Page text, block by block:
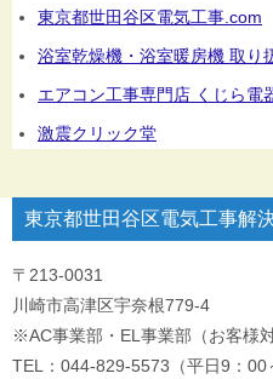
東京都世田谷区電気工事.com
浴室乾燥機・浴室暖房機 取り
エアコン工事専門店 くじら電
激震クリック堂
東京都世田谷区電気工事解
〒213-0031
川崎市高津区宇奈根779-4
※AC事業部・EL事業部（お客様
TEL：044-829-5573（平日9：00